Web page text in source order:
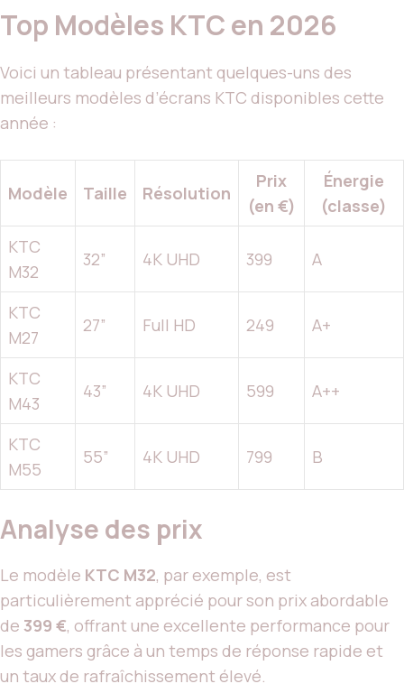
Top Modèles KTC en 2026
Voici un tableau présentant quelques-uns des
meilleurs modèles d’écrans KTC disponibles cette
année :
Modèle Taille Résolution
Prix
(en €)
Énergie
(classe)
KTC
M32
32” 4K UHD 399 A
KTC
M27
27” Full HD 249 A+
KTC
M43
43” 4K UHD 599 A++
KTC
M55
55” 4K UHD 799 B
Analyse des prix
Le modèle KTC M32, par exemple, est
particulièrement apprécié pour son prix abordable
de 399 €, offrant une excellente performance pour
les gamers grâce à un temps de réponse rapide et
un taux de rafraîchissement élevé.